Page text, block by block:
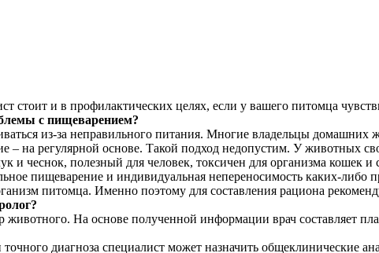
стоит и в профилактических целях, если у вашего питомца
с пищеварением?
из-за неправильного питания. Многие владельцы
– на регулярной основе. Такой подход недопустим. У животных
и чеснок, полезный для человек, токсичен для организма кошек и
пищеварение и индивидуальная непереносимость каких-
питомца. Именно поэтому для составления рациона
На основе полученной информации врач составляет
диагноза специалист может назначить общеклинические